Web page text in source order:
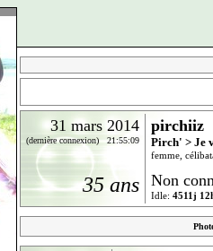
31 mars 2014
(dernière connexion) 21:55:09
pirchiiz
Pirch' > Je
femme,
Non
Idle: 4511j
35 ans